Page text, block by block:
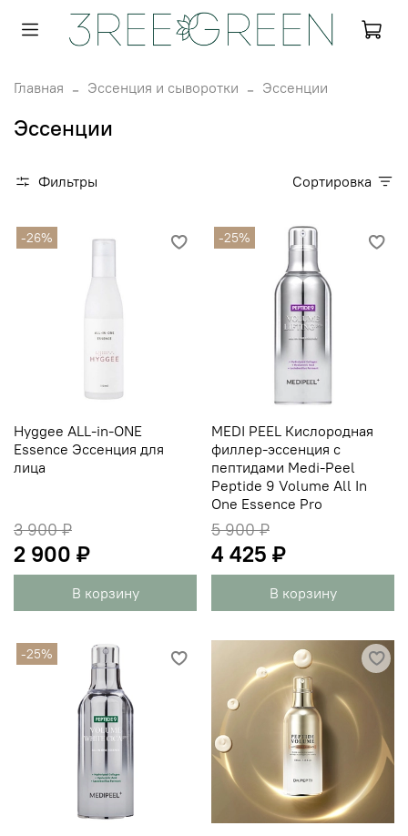
Главная Эссенция и сыворотки Эссенции
Эссенции
Фильтры Сортировка
-26%
Hyggee ALL-in-ONE
Essence Эссенция для
лица
3 900 ₽
2 900 ₽
В корзину
-25%
MEDI PEEL Кислородная
филлер-эссенция с
пептидами Medi-Peel
Peptide 9 Volume All In
One Essence Pro
5 900 ₽
4 425 ₽
В корзину
-25%